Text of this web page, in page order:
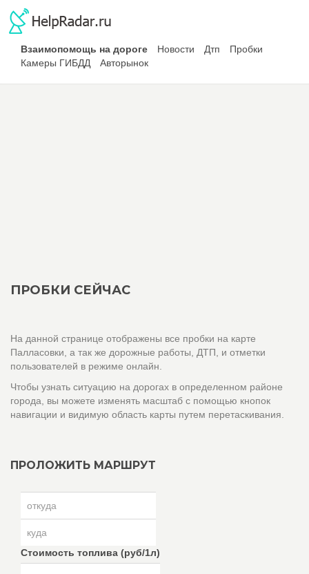
Взаимопомощь на дороге Новости Дтп
Пробки
Камеры ГИБДД
Авторынок
ПРОБКИ СЕЙЧАС
На данной странице отображены все пробки на карте
Палласовки, а так же дорожные работы, ДТП, и отметки
пользователей в режиме онлайн.
Чтобы узнать ситуацию на дорогах в определенном районе
города, вы можете изменять масштаб с помощью кнопок
навигации и видимую область карты путем перетаскивания.
ПРОЛОЖИТЬ МАРШРУТ
Стоимость топлива (руб/1л)